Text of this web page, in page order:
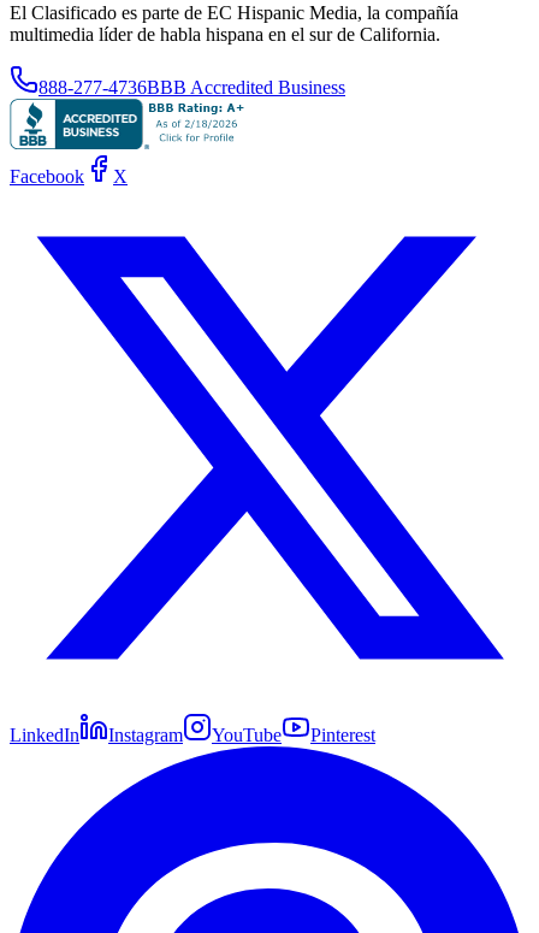
El Clasificado es parte de EC Hispanic Media, la compañía
multimedia líder de habla hispana en el sur de California.
888-277-4736BBB Accredited Business
Facebook X
LinkedIn Instagram YouTube Pinterest